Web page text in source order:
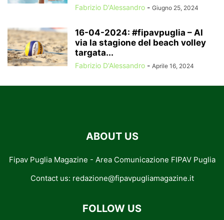
Fabrizio D'Alessandro - Giugno 25, 2024
16-04-2024: #fipavpuglia – Al
via la stagione del beach volley
targata...
Fabrizio D'Alessandro - Aprile 16, 2024
ABOUT US
Fipav Puglia Magazine - Area Comunicazione FIPAV Puglia
Contact us: redazione@fipavpugliamagazine.it
FOLLOW US